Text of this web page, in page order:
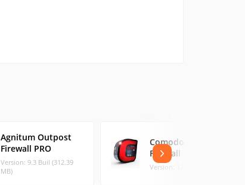
Agnitum Outpost
Firewall PRO
Version: 9.3 Buil (312.39
MB)
Comodo Personal
Firewall
Version: 12.2.2.8 (5.45 MB)